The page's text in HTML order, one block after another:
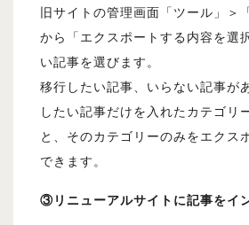
旧サイトの管理画面「ツール」＞
から「エクスポートする内容を選
い記事を選びます。
移行したい記事、いらない記事が
したい記事だけを入れたカテゴリ
と、そのカテゴリーのみをエクス
できます。
③リニューアルサイトに記事をイ